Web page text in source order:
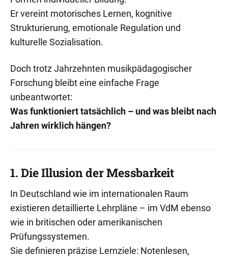
Er vereint motorisches Lernen, kognitive
Strukturierung, emotionale Regulation und
kulturelle Sozialisation.
Doch trotz Jahrzehnten musikpädagogischer
Forschung bleibt eine einfache Frage
unbeantwortet:
Was funktioniert tatsächlich – und was bleibt nach
Jahren wirklich hängen?
1. Die Illusion der Messbarkeit
In Deutschland wie im internationalen Raum
existieren detaillierte Lehrpläne – im VdM ebenso
wie in britischen oder amerikanischen
Prüfungssystemen.
Sie definieren präzise Lernziele: Notenlesen,